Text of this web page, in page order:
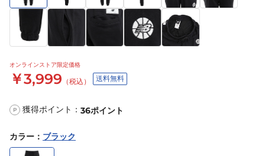
オンラインストア限定価格
￥3,999 （税込） 送料無料
P 獲得ポイント： 36ポイント
カラー ： ブラック